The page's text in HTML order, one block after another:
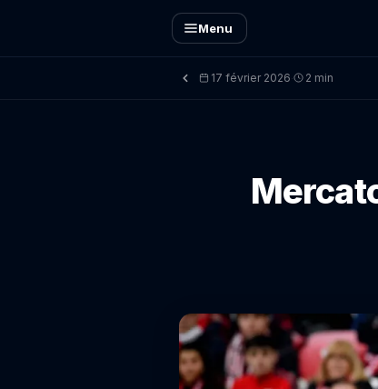
Menu
17 février 2026· 2 min